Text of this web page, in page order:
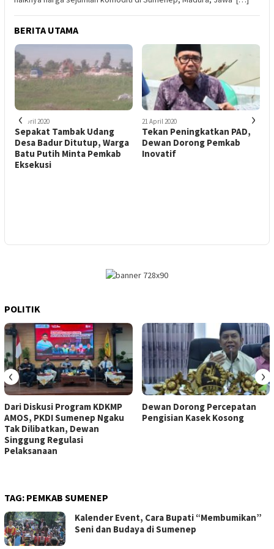
BERITA UTAMA
10 April 2020
Sepakat Tambak Udang
Desa Badur Ditutup, Warga
Batu Putih Minta Pemkab
Eksekusi
21 April 2020
Tekan Peningkatkan PAD,
Dewan Dorong Pemkab
Inovatif
‹ ›
POLITIK
Dari Diskusi Program KDKMP
AMOS, PKDI Sumenep Ngaku
Tak Dilibatkan, Dewan
Singgung Regulasi
Pelaksanaan
Dewan Dorong Percepatan
Pengisian Kasek Kosong
‹ ›
TAG: PEMKAB SUMENEP
Kalender Event, Cara Bupati “Membumikan”
Seni dan Budaya di Sumenep